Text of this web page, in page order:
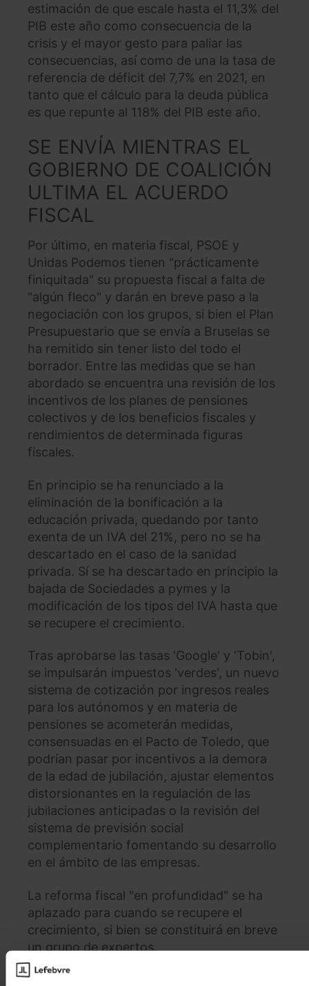
estimación de que escale hasta el 11,3% del
PIB este año como consecuencia de la
crisis y el mayor gesto para paliar las
consecuencias, así como de una la tasa de
referencia de déficit del 7,7% en 2021, en
tanto que el cálculo para la deuda pública
es que repunte al 118% del PIB este año.
SE ENVÍA MIENTRAS EL
GOBIERNO DE COALICIÓN
ULTIMA EL ACUERDO
FISCAL
Por último, en materia fiscal, PSOE y
Unidas Podemos tienen "prácticamente
finiquitada" su propuesta fiscal a falta de
"algún fleco" y darán en breve paso a la
negociación con los grupos, si bien el Plan
Presupuestario que se envía a Bruselas se
ha remitido sin tener listo del todo el
borrador. Entre las medidas que se han
abordado se encuentra una revisión de los
incentivos de los planes de pensiones
colectivos y de los beneficios fiscales y
rendimientos de determinada figuras
fiscales.
En principio se ha renunciado a la
eliminación de la bonificación a la
educación privada, quedando por tanto
exenta de un IVA del 21%, pero no se ha
descartado en el caso de la sanidad
privada. Sí se ha descartado en principio la
bajada de Sociedades a pymes y la
modificación de los tipos del IVA hasta que
se recupere el crecimiento.
Tras aprobarse las tasas 'Google' y 'Tobin',
se impulsarán impuestos 'verdes', un nuevo
sistema de cotización por ingresos reales
para los autónomos y en materia de
pensiones se acometerán medidas,
consensuadas en el Pacto de Toledo, que
podrían pasar por incentivos a la demora
de la edad de jubilación, ajustar elementos
distorsionantes en la regulación de las
jubilaciones anticipadas o la revisión del
sistema de previsión social
complementario fomentando su desarrollo
en el ámbito de las empresas.
La reforma fiscal "en profundidad" se ha
aplazado para cuando se recupere el
crecimiento, si bien se constituirá en breve
un grupo de expertos.